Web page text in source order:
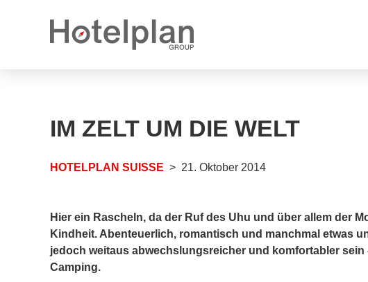
Jahresberichte
Logos
Offene Stellen
Offene Lehrstellen
IM ZELT UM DIE WELT
HOTELPLAN SUISSE 21. Oktober 2014
Hier ein Rascheln, da der Ruf des Uhu und über allem der
Kindheit. Abenteuerlich, romantisch und manchmal etwas
jedoch weitaus abwechslungsreicher und komfortabler
Camping.